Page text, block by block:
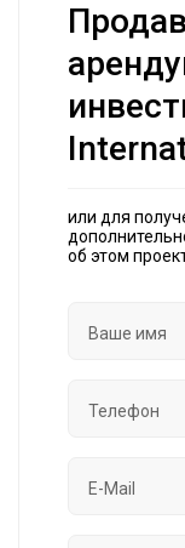
или для
об этом